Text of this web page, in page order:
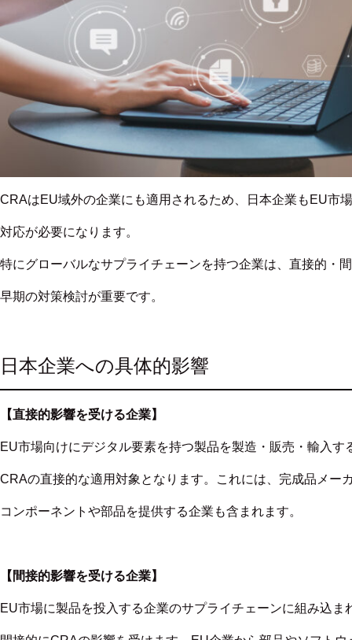
CRAはEU域外の企業にも適用されるため、日本企業もEU市
対応が必要になります。
特にグローバルなサプライチェーンを持つ企業は、直接的・
早期の対策検討が重要です。
日本企業への具体的影響
【直接的影響を受ける企業】
EU市場向けにデジタル要素を持つ製品を製造・販売・輸入す
CRAの直接的な適用対象となります。これには、完成品メー
コンポーネントや部品を提供する企業も含まれます。
【間接的影響を受ける企業】
EU市場に製品を投入する企業のサプライチェーンに組み込ま